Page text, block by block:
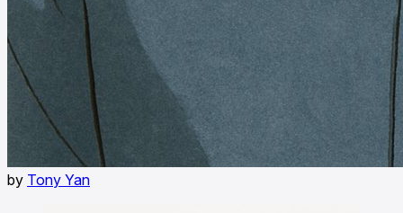
by Tony Yan